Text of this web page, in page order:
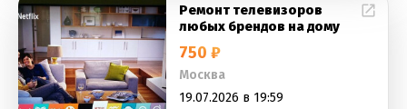
Ремонт телевизоров
любых брендов на дому
750 ₽
Москва
19.07.2026 в 19:59